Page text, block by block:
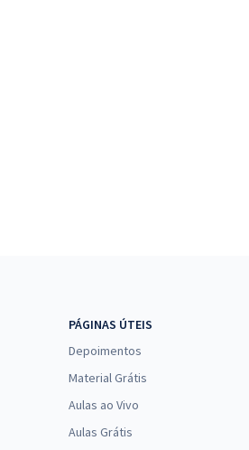
PÁGINAS ÚTEIS
Depoimentos
Material Grátis
Aulas ao Vivo
Aulas Grátis